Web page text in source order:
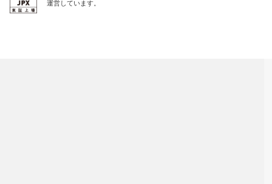
運営しています。